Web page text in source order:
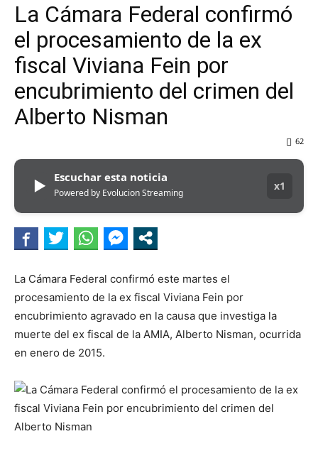
La Cámara Federal confirmó
el procesamiento de la ex
fiscal Viviana Fein por
encubrimiento del crimen del
Alberto Nisman
62
▶ Escuchar esta noticia
Powered by Evolucion Streaming
x1
La Cámara Federal confirmó este martes el
procesamiento de la ex fiscal Viviana Fein por
encubrimiento agravado en la causa que investiga la
muerte del ex fiscal de la AMIA, Alberto Nisman, ocurrida
en enero de 2015.